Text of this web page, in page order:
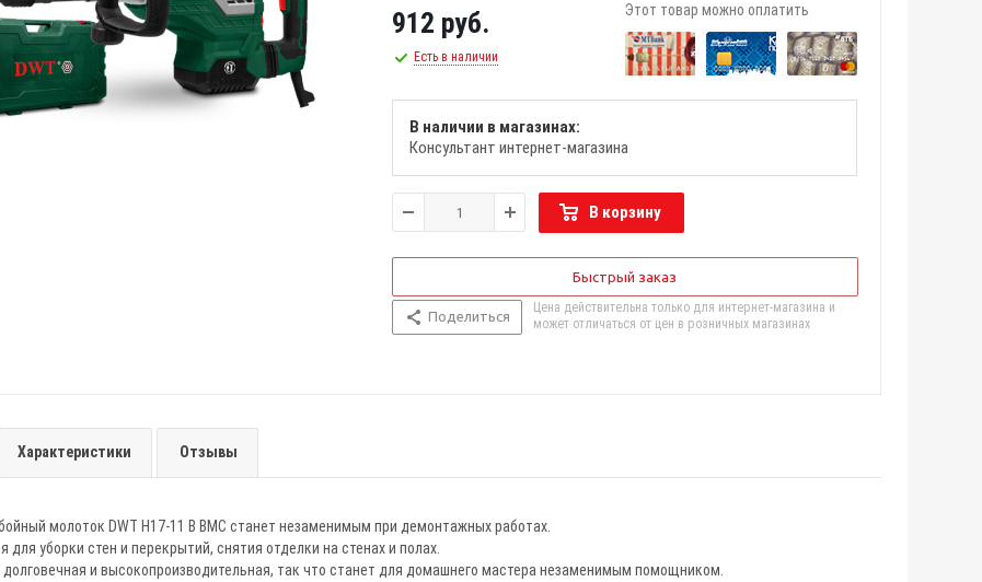
912 руб.
Есть в наличии
Этот товар можно оплатить
В наличии в магазинах:
Консультант интернет-магазина
В корзину
Быстрый заказ
Поделиться
Цена действительна только для интернет-магазина и
может отличаться от цен в розничных магазинах
Характеристики Отзывы
молоток DWT H17-11 B BMC станет незаменимым при демонтажных работах.
для уборки стен и перекрытий, снятия отделки на стенах и полах.
и высокопроизводительная, так что станет для домашнего мастера незаменимым помощником.